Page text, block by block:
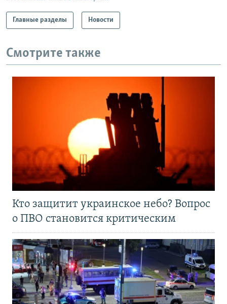
Главные разделы Новости
Смотрите также
Кто защитит украинское небо? Вопрос
о ПВО становится критическим